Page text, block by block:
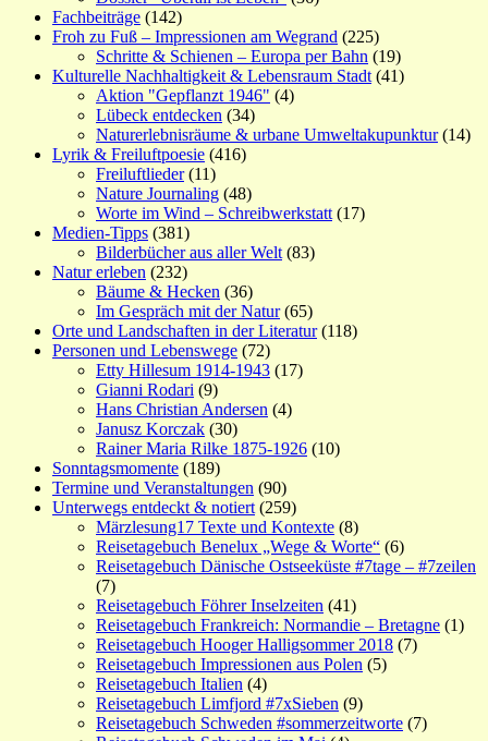
Fachbeiträge (142)
Froh zu Fuß – Impressionen am Wegrand (225)
Schritte & Schienen – Europa per Bahn (19)
Kulturelle Nachhaltigkeit & Lebensraum Stadt (41)
Aktion "Gepflanzt 1946" (4)
Lübeck entdecken (34)
Naturerlebnisräume & urbane Umweltakupunktur(14)
Lyrik & Freiluftpoesie (416)
Freiluftlieder(11)
Nature Journaling (48)
Worte im Wind – Schreibwerkstatt (17)
Medien-Tipps (381)
Bilderbücher aus aller Welt (83)
Natur erleben (232)
Bäume & Hecken (36)
Im Gespräch mit der Natur(65)
Orte und Landschaften in der Literatur(118)
Personen und Lebenswege (72)
Etty Hillesum 1914-1943 (17)
Gianni Rodari (9)
Hans Christian Andersen (4)
Janusz Korczak (30)
Rainer Maria Rilke 1875-1926 (10)
Sonntagsmomente (189)
Termine und Veranstaltungen (90)
Unterwegs entdeckt & notiert (259)
Märzlesung17 Texte und Kontexte (8)
Reisetagebuch Benelux „Wege & Worte“ (6)
Reisetagebuch Dänische Ostseeküste #7tage – #7zeilen
(7)
Reisetagebuch Föhrer Inselzeiten (41)
Reisetagebuch Frankreich: Normandie – Bretagne (1)
Reisetagebuch Hooger Halligsommer 2018 (7)
Reisetagebuch Impressionen aus Polen (5)
Reisetagebuch Italien (4)
Reisetagebuch Limfjord #7xSieben (9)
Reisetagebuch Schweden #sommerzeitworte (7)